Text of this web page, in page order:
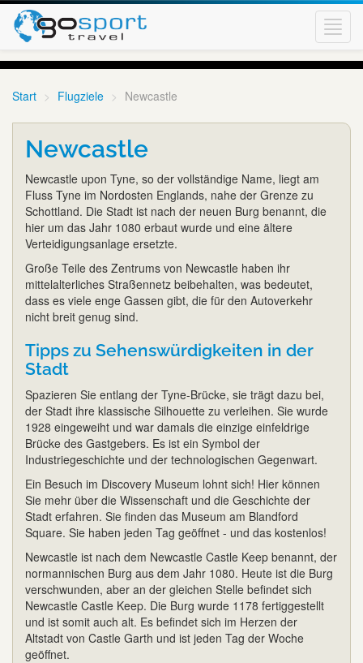
Start Flugziele Newcastle
Newcastle
Newcastle upon Tyne, so der vollständige Name, liegt am
Fluss Tyne im Nordosten Englands, nahe der Grenze zu
Schottland. Die Stadt ist nach der neuen Burg benannt, die
hier um das Jahr 1080 erbaut wurde und eine ältere
Verteidigungsanlage ersetzte.
Große Teile des Zentrums von Newcastle haben ihr
mittelalterliches Straßennetz beibehalten, was bedeutet,
dass es viele enge Gassen gibt, die für den Autoverkehr
nicht breit genug sind.
Tipps zu Sehenswürdigkeiten in der
Stadt
Spazieren Sie entlang der Tyne-Brücke, sie trägt dazu bei,
der Stadt ihre klassische Silhouette zu verleihen. Sie wurde
1928 eingeweiht und war damals die einzige einfeldrige
Brücke des Gastgebers. Es ist ein Symbol der
Industriegeschichte und der technologischen Gegenwart.
Ein Besuch im Discovery Museum lohnt sich! Hier können
Sie mehr über die Wissenschaft und die Geschichte der
Stadt erfahren. Sie finden das Museum am Blandford
Square. Sie haben jeden Tag geöffnet - und das kostenlos!
Newcastle ist nach dem Newcastle Castle Keep benannt, der
normannischen Burg aus dem Jahr 1080. Heute ist die Burg
verschwunden, aber an der gleichen Stelle befindet sich
Newcastle Castle Keep. Die Burg wurde 1178 fertiggestellt
und ist somit auch alt. Es befindet sich im Herzen der
Altstadt von Castle Garth und ist jeden Tag der Woche
geöffnet.